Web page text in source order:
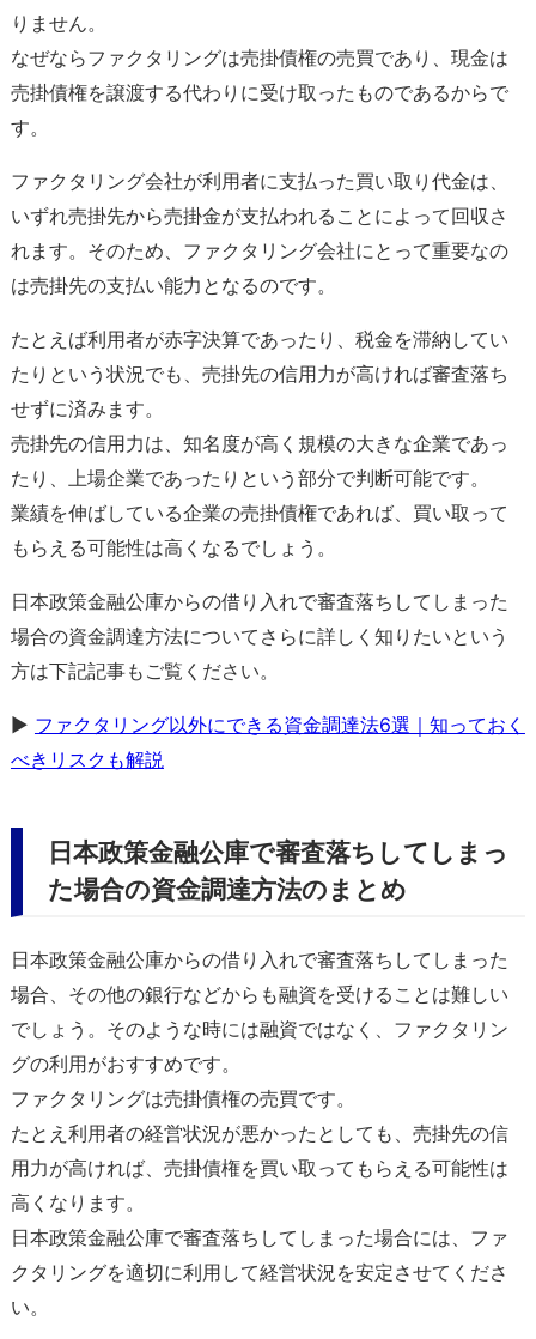
りません。
なぜならファクタリングは売掛債権の売買であり、現金は
売掛債権を譲渡する代わりに受け取ったものであるからで
す。
ファクタリング会社が利用者に支払った買い取り代金は、
いずれ売掛先から売掛金が支払われることによって回収さ
れます。そのため、ファクタリング会社にとって重要なの
は売掛先の支払い能力となるのです。
たとえば利用者が赤字決算であったり、税金を滞納してい
たりという状況でも、売掛先の信用力が高ければ審査落ち
せずに済みます。
売掛先の信用力は、知名度が高く規模の大きな企業であっ
たり、上場企業であったりという部分で判断可能です。
業績を伸ばしている企業の売掛債権であれば、買い取って
もらえる可能性は高くなるでしょう。
日本政策金融公庫からの借り入れで審査落ちしてしまった
場合の資金調達方法についてさらに詳しく知りたいという
方は下記記事もご覧ください。
▶ ファクタリング以外にできる資金調達法6選｜知っておく
べきリスクも解説
日本政策金融公庫で審査落ちしてしまっ
た場合の資金調達方法のまとめ
日本政策金融公庫からの借り入れで審査落ちしてしまった
場合、その他の銀行などからも融資を受けることは難しい
でしょう。そのような時には融資ではなく、ファクタリン
グの利用がおすすめです。
ファクタリングは売掛債権の売買です。
たとえ利用者の経営状況が悪かったとしても、売掛先の信
用力が高ければ、売掛債権を買い取ってもらえる可能性は
高くなります。
日本政策金融公庫で審査落ちしてしまった場合には、ファ
クタリングを適切に利用して経営状況を安定させてくださ
い。